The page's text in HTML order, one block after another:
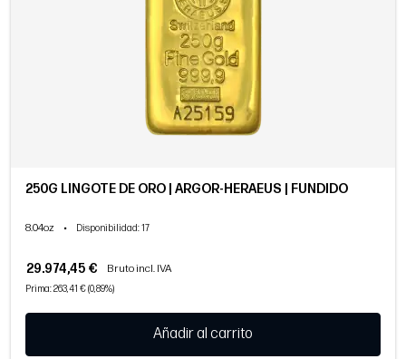
250G LINGOTE DE ORO | ARGOR-HERAEUS | FUNDIDO
8.04oz • Disponibilidad: 17
29.974,45 € Bruto incl. IVA
Prima: 263,41 € (0,89%)
Añadir al carrito